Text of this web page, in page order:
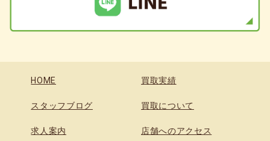
HOME 買取実績
スタッフブログ 買取について
求人案内 店舗へのアクセス